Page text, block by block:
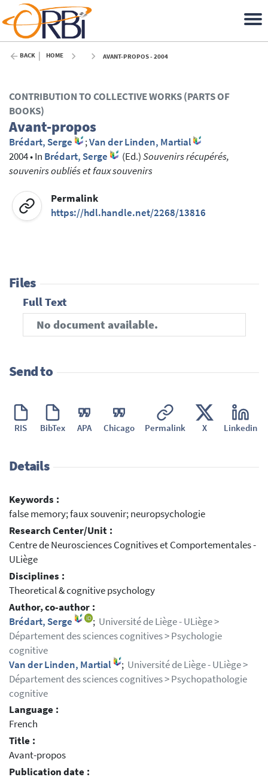
BACK HOME AVANT-PROPOS - 2004
CONTRIBUTION TO COLLECTIVE WORKS (PARTS OF
BOOKS)
Avant-propos
Brédart, Serge ;Van der Linden, Martial
2004•In Brédart, Serge (Ed.)Souvenirs récupérés,
souvenirs oubliés et faux souvenirs
Permalink
https://hdl.handle.net/2268/13816
Files
Full Text
No document available.
Send to
RIS BibTex APA Chicago Permalink X Linkedin
Details
Keywords :
false memory; faux souvenir; neuropsychologie
Research Center/Unit :
Centre de Neurosciences Cognitives et Comportementales -
ULiège
Disciplines :
Theoretical & cognitive psychology
Author, co-author :
Brédart, Serge
; Université de Liège - ULiège >
Département des sciences cognitives > Psychologie
cognitive
Van der Linden, Martial
; Université de Liège - ULiège >
Département des sciences cognitives > Psychopathologie
cognitive
Language :
French
Title :
Avant-propos
Publication date :